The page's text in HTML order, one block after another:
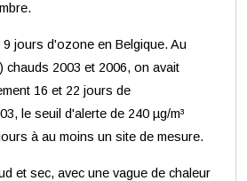
9 jours d'ozone en Belgique. Au
chauds 2003 et 2006, on avait
16 et 22 jours de
le seuil d'alerte de 240 µg/m³
à au moins un site de mesure.
et sec, avec une vague de chaleur